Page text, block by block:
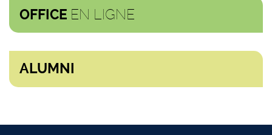
OFFICE EN LIGNE
ALUMNI